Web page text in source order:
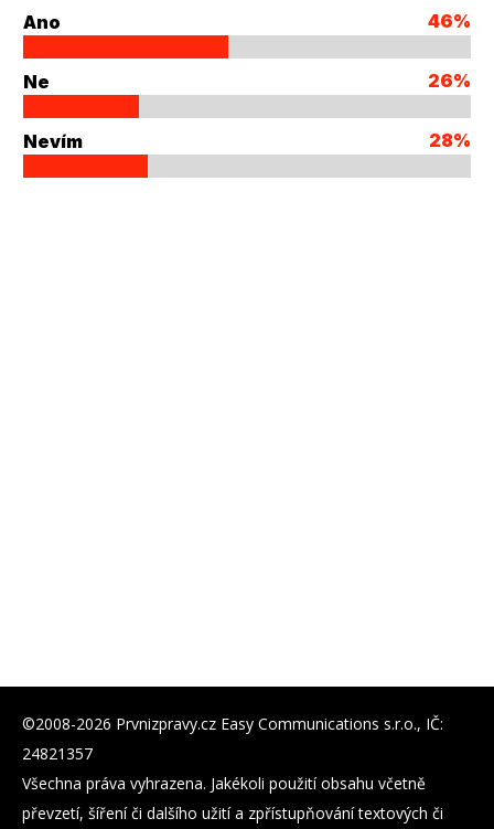
Ano
46%
Ne 26%
Nevím 28%
©2008-2026 Prvnizpravy.cz Easy Communications s.r.o., IČ:
24821357
Všechna práva vyhrazena. Jakékoli použití obsahu včetně
převzetí, šíření či dalšího užití a zpřístupňování textových či